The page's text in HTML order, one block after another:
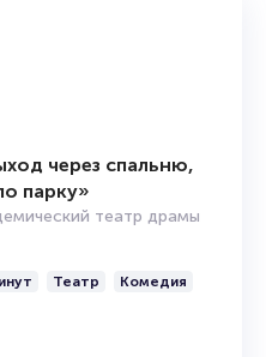
через спальню,
парку»
театр драмы
Театр Комедия